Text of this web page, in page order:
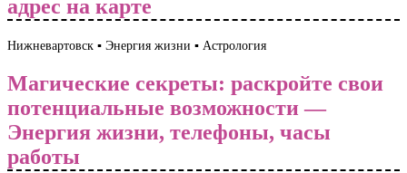
адрес на карте
Нижневартовск ▪️ Энергия жизни ▪️ Астрология
Магические секреты: раскройте свои
потенциальные возможности —
Энергия жизни, телефоны, часы
работы